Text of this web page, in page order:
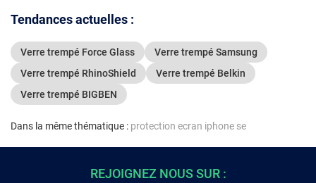
Tendances actuelles :
Verre trempé Force Glass
Verre trempé Samsung
Verre trempé RhinoShield
Verre trempé Belkin
Verre trempé BIGBEN
Dans la même thématique : protection ecran iphone se
REJOIGNEZ NOUS SUR :